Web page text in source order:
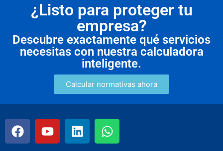
¿Listo para proteger tu
empresa?
Descubre exactamente qué servicios
necesitas con nuestra calculadora
inteligente.
Calcular normativas ahora